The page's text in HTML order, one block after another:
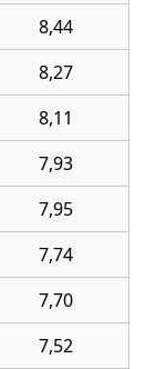
8,44
8,27
8,11
7,93
7,95
7,74
7,70
7,52